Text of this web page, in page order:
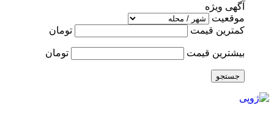
آگهی ویژه
موقعیت
کمترین قیمت
تومان
بیشترین قیمت تومان
جستجو